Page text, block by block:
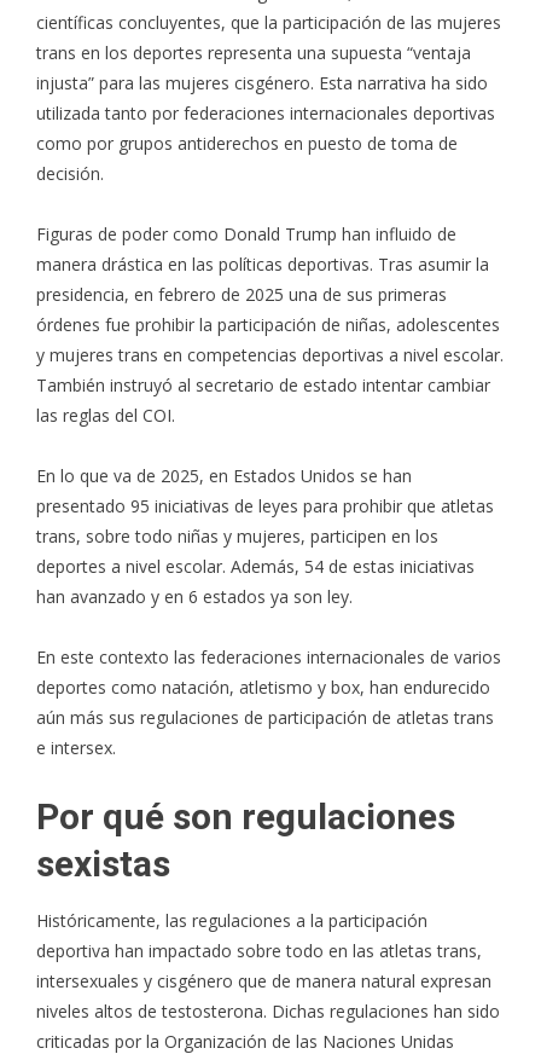
científicas concluyentes, que la participación de las mujeres
trans en los deportes representa una supuesta “ventaja
injusta” para las mujeres cisgénero. Esta narrativa ha sido
utilizada tanto por federaciones internacionales deportivas
como por grupos antiderechos en puesto de toma de
decisión.
Figuras de poder como Donald Trump han influido de
manera drástica en las políticas deportivas. Tras asumir la
presidencia, en febrero de 2025 una de sus primeras
órdenes fue prohibir la participación de niñas, adolescentes
y mujeres trans en competencias deportivas a nivel escolar.
También instruyó al secretario de estado intentar cambiar
las reglas del COI.
En lo que va de 2025, en Estados Unidos se han
presentado 95 iniciativas de leyes para prohibir que atletas
trans, sobre todo niñas y mujeres, participen en los
deportes a nivel escolar. Además, 54 de estas iniciativas
han avanzado y en 6 estados ya son ley.
En este contexto las federaciones internacionales de varios
deportes como natación, atletismo y box, han endurecido
aún más sus regulaciones de participación de atletas trans
e intersex.
Por qué son regulaciones
sexistas
Históricamente, las regulaciones a la participación
deportiva han impactado sobre todo en las atletas trans,
intersexuales y cisgénero que de manera natural expresan
niveles altos de testosterona. Dichas regulaciones han sido
criticadas por la Organización de las Naciones Unidas